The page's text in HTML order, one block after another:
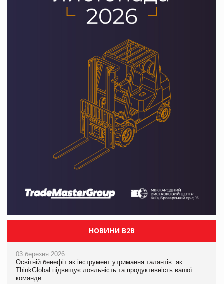
НОВИНИ B2B
03 березня 2026
Освітній бенефіт як інструмент утримання талантів: як
ThinkGlobal підвищує лояльність та продуктивність вашої
команди